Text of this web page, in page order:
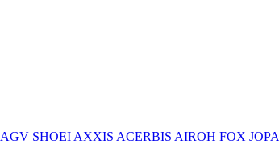
AGV SHOEI AXXIS ACERBIS AIROH FOX JOPA